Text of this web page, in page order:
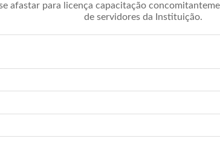
afastar para licença capacitação
de servidores da Instituição.